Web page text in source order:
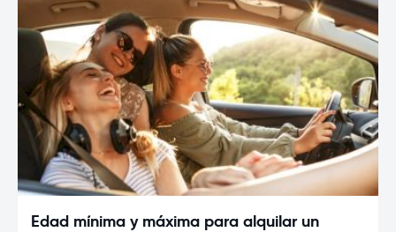
Edad mínima y máxima para alquilar un